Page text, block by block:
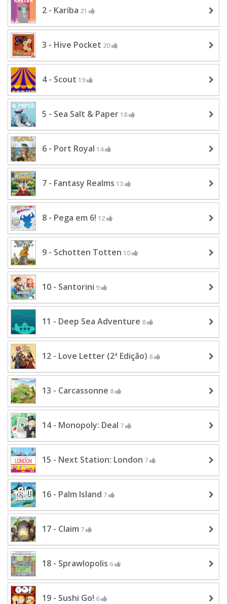
2 - Kariba 21
3 - Hive Pocket 20
4 - Scout 19
5 - Sea Salt & Paper 18
6 - Port Royal 14
7 - Fantasy Realms 13
8 - Pega em 6! 12
9 - Schotten Totten 10
10 - Santorini 9
11 - Deep Sea Adventure 8
12 - Love Letter (2ª Edição) 8
13 - Carcassonne 8
14 - Monopoly: Deal 7
15 - Next Station: London 7
16 - Palm Island 7
17 - Claim 7
18 - Sprawlopolis 6
19 - Sushi Go! 6